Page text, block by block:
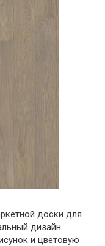
доски для
дизайн.
и цветовую